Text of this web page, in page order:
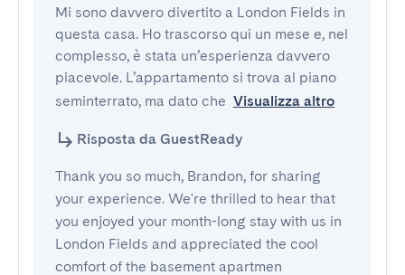
Mi sono davvero divertito a London Fields in
questa casa. Ho trascorso qui un mese e, nel
complesso, è stata un’esperienza davvero
piacevole. L’appartamento si trova al piano
seminterrato, ma dato che Visualizza altro
Risposta da GuestReady
Thank you so much, Brandon, for sharing
your experience. We're thrilled to hear that
you enjoyed your month-long stay with us in
London Fields and appreciated the cool
comfort of the basement apartmen